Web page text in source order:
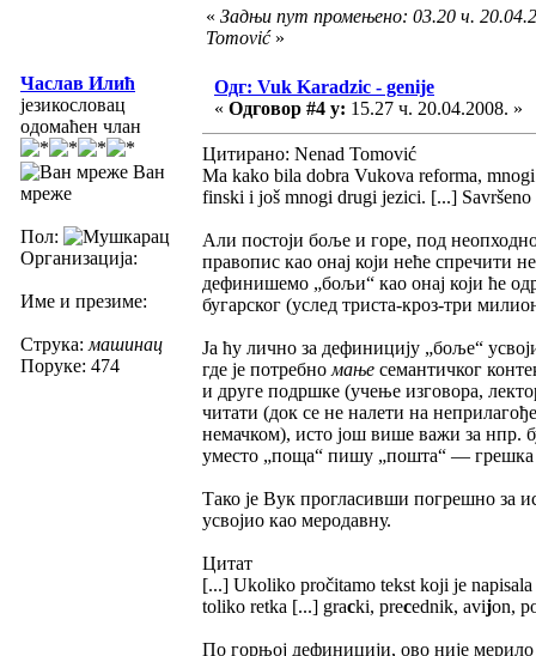
« Задњи пут промењено: 03.20 ч.
Tomović»
Часлав Илић
језикословац
одомаћен члан
Ван
мреже
Пол:
Организација:
Име и презиме:
Струка: машинац
Поруке: 474
Одг: Vuk Karadzic - genije
« Одговор #4 у: 15.27 ч. 20.04.2008. »
Цитирано: Nenad Tomović
Ma kako bila dobra Vukova reforma,
finski i još mnogi drugi jezici. [...]
Али постоји боље и горе, под
правопис као онај који неће спречити
дефинишемо „бољи“ као онај који ће
бугарског (услед триста-кроз-три
Ја ћу лично за дефиницију „боље“
где је потребно мање семантичког
и друге подршке (учење изговора,
читати (док се не налети на
немачком), исто још више важи за нпр.
уместо „поща“ пишу „пошта“ — грешка
Тако је Вук прогласивши погрешно за
усвојио као меродавну.
Цитат
[...] Ukoliko pročitamo tekst koji je
toliko retka [...] gracki, precednik, avijon,
По горњој дефиницији, ово није